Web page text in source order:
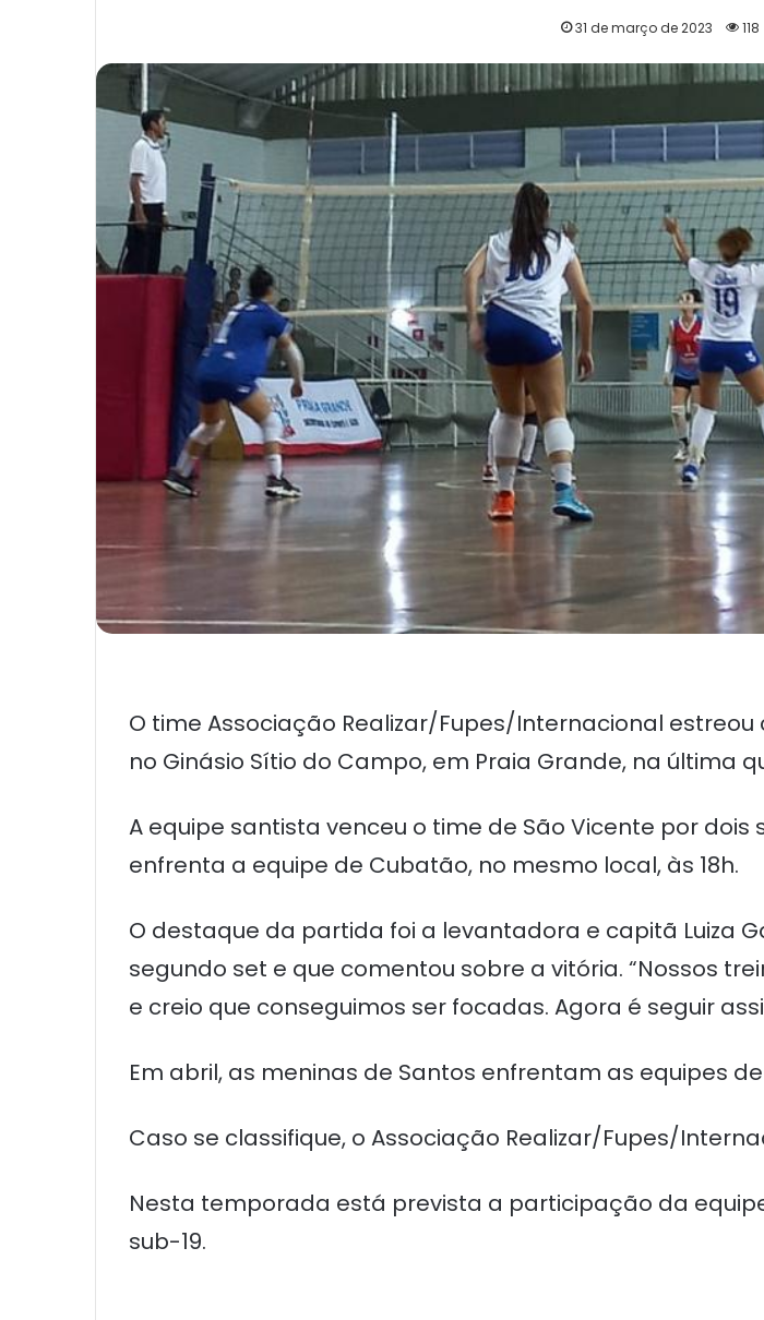
31 de março de 2023 118
O time Associação Realizar/Fupes/Internacional
no Ginásio Sítio do Campo, em Praia Grande, na última
A equipe santista venceu o time de São Vicente por dois
enfrenta a equipe de Cubatão, no mesmo local, às 18h.
O destaque da partida foi a levantadora e capitã Luiza
segundo set e que comentou sobre a vitória. “Nossos
e creio que conseguimos ser focadas. Agora é seguir
Em abril, as meninas de Santos enfrentam as equipes
Caso se classifique, o Associação Realizar/Fupes/
Nesta temporada está prevista a participação da
sub-19.